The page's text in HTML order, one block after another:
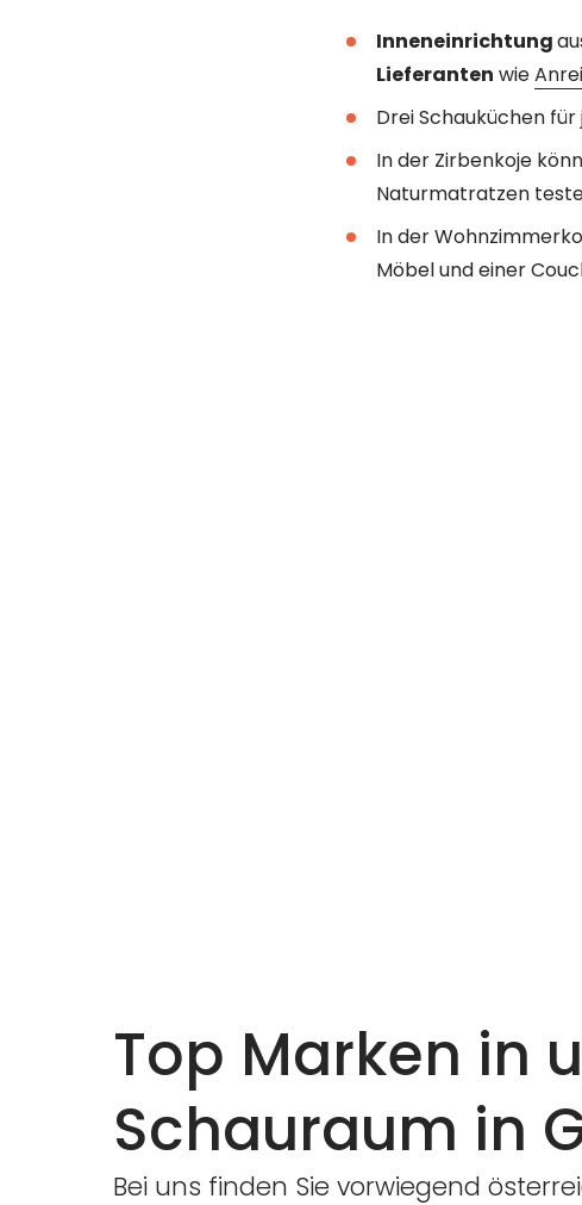
Inneneinrichtung
Lieferanten wie
Drei Schauküchen
In der Zirbenkoje
Naturmatratzen
In der
Möbel und einer
Top Marken in
Schauraum in
Bei uns finden Sie vorwiegend